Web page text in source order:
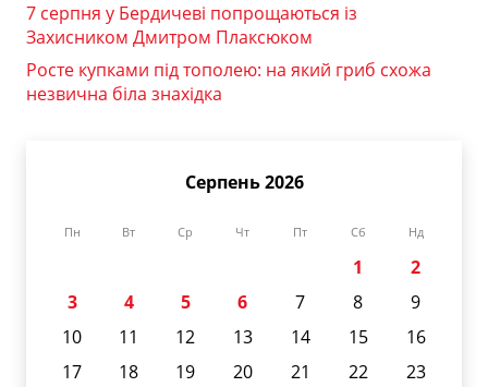
7 серпня у Бердичеві попрощаються із
Захисником Дмитром Плаксюком
Росте купками під тополею: на який гриб схожа
незвична біла знахідка
Серпень 2026
Пн Вт Ср Чт Пт Сб Нд
1
2
3
4 5 6 7 8
9
10
11 12 13 14 15
16
17
18 19 20 21 22
23